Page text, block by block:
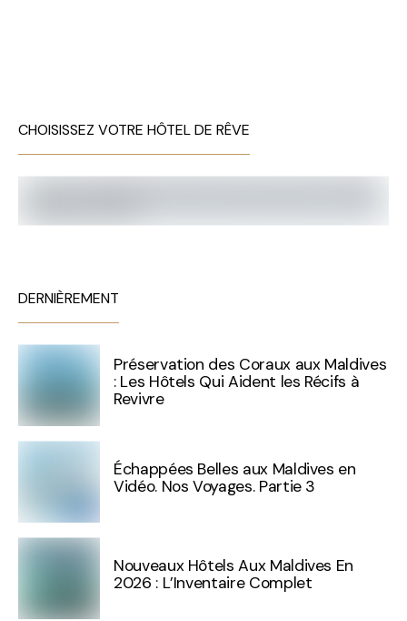
CHOISISSEZ VOTRE HÔTEL DE RÊVE
DERNIÈREMENT
Préservation des Coraux aux Maldives
: Les Hôtels Qui Aident les Récifs à
Revivre
Échappées Belles aux Maldives en
Vidéo. Nos Voyages. Partie 3
Nouveaux Hôtels Aux Maldives En
2026 : L’Inventaire Complet